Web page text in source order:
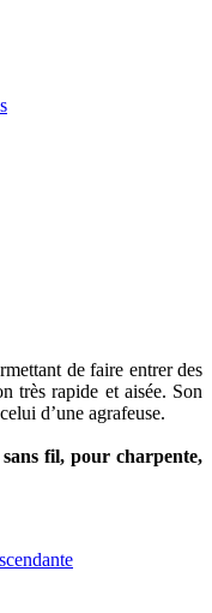
de faire entrer des
très rapide et aisée. Son
d’une agrafeuse.
sans fil, pour charpente,